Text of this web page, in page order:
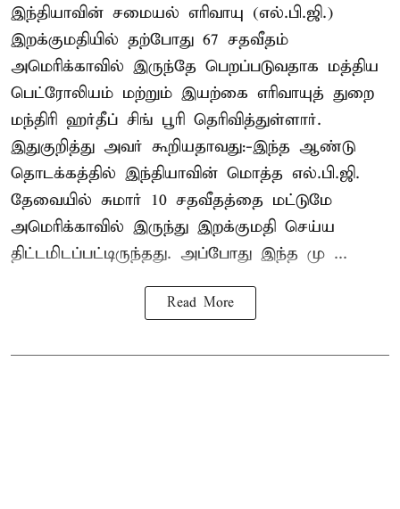
இந்தியாவின் சமையல் எரிவாயு (எல்.பி.ஜி.)
இறக்குமதியில் தற்போது 67 சதவீதம்
அமெரிக்காவில் இருந்தே பெறப்படுவதாக மத்திய
பெட்ரோலியம் மற்றும் இயற்கை எரிவாயுத் துறை
மந்திரி ஹர்தீப் சிங் பூரி தெரிவித்துள்ளார்.
இதுகுறித்து அவர் கூறியதாவது:-இந்த ஆண்டு
தொடக்கத்தில் இந்தியாவின் மொத்த எல்.பி.ஜி.
தேவையில் சுமார் 10 சதவீதத்தை மட்டுமே
அமெரிக்காவில் இருந்து இறக்குமதி செய்ய
திட்டமிடப்பட்டிருந்தது. அப்போது இந்த மு ...
Read More